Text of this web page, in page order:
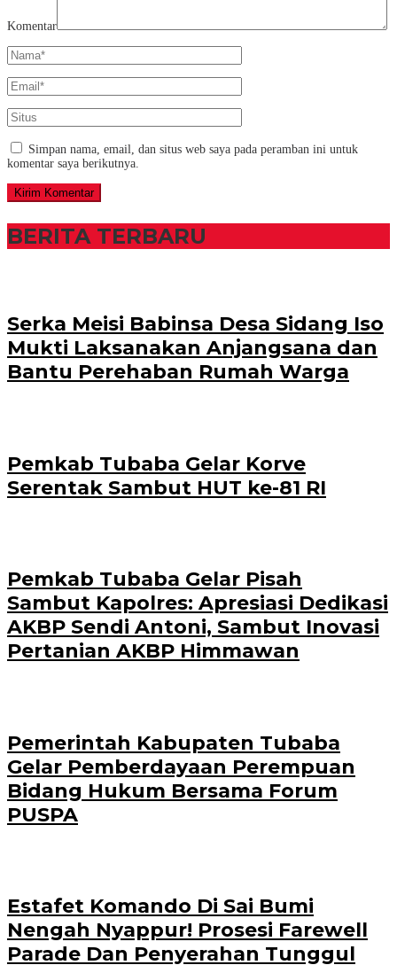
Komentar
Simpan nama, email, dan situs web saya pada peramban ini untuk
komentar saya berikutnya.
BERITA TERBARU
Serka Meisi Babinsa Desa Sidang Iso
Mukti Laksanakan Anjangsana dan
Bantu Perehaban Rumah Warga
Pemkab Tubaba Gelar Korve
Serentak Sambut HUT ke-81 RI
Pemkab Tubaba Gelar Pisah
Sambut Kapolres: Apresiasi Dedikasi
AKBP Sendi Antoni, Sambut Inovasi
Pertanian AKBP Himmawan
Pemerintah Kabupaten Tubaba
Gelar Pemberdayaan Perempuan
Bidang Hukum Bersama Forum
PUSPA
Estafet Komando Di Sai Bumi
Nengah Nyappur! Prosesi Farewell
Parade Dan Penyerahan Tunggul